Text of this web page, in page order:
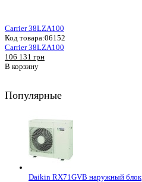
Carrier 38LZA100
Код товара:06152
Carrier 38LZA100
106 131 грн
В корзину
Популярные
Daikin RX71GVB наружный блок